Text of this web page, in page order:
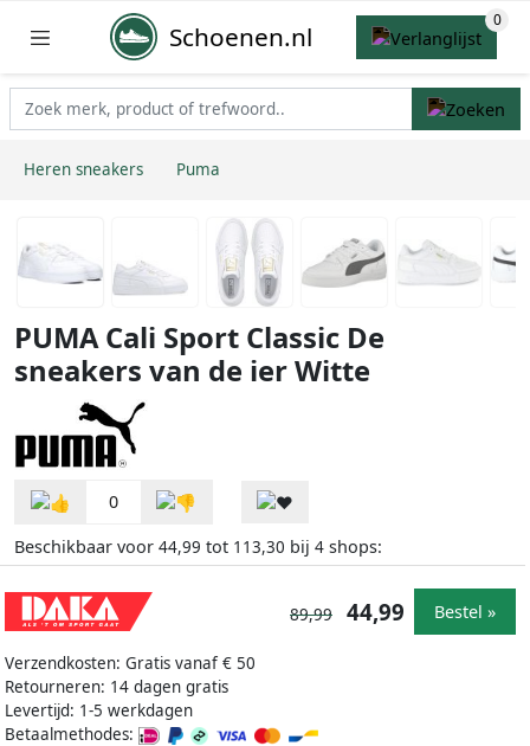
Schoenen.nl
Heren sneakers Puma
PUMA Cali Sport Classic De
sneakers van de ier Witte
0
Beschikbaar voor 44,99 tot 113,30 bij 4 shops:
Verzendkosten: Gratis vanaf € 50
Retourneren: 14 dagen gratis
Levertijd: 1-5 werkdagen
Betaalmethodes:
89,99 44,99 Bestel »